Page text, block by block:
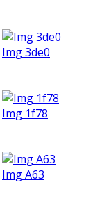
Img 3de0
Img 1f78
Img A63